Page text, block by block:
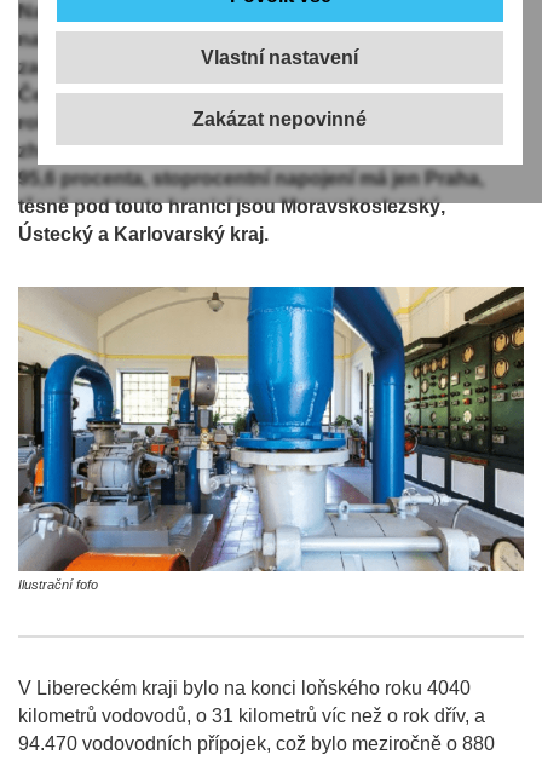
Vlastní nastavení
Navzdory masivním investicím Liberecký kraj v
napojení na vodovody za celostátním průměrem
zaostává. Na centrální rozvody vody bylo podle údajů
Českého statistického úřadu (ČSÚ) na konci loňského
roku napojeno 95,2 procenta obyvatel, meziročně
zhruba o 900 víc. Celostátní průměr je ale ještě vyšší -
95,6 procenta, stoprocentní napojení má jen Praha,
těsně pod touto hranicí jsou Moravskoslezský,
Ústecký a Karlovarský kraj.
Ilustrační fofo
V Libereckém kraji bylo na konci loňského roku 4040
kilometrů vodovodů, o 31 kilometrů víc než o rok dřív, a
94.470 vodovodních přípojek, což bylo meziročně o 880